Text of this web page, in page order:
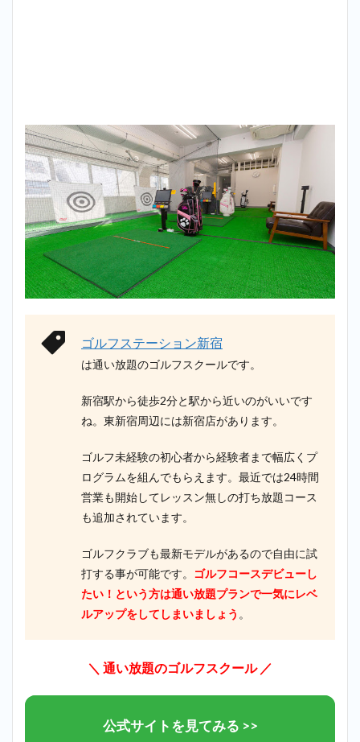
ゴルフステーション新宿
は通い放題のゴルフスクールです。
新宿駅から徒歩2分と駅から近いのがいいです
ね。東新宿周辺には新宿店があります。
ゴルフ未経験の初心者から経験者まで幅広くプ
ログラムを組んでもらえます。最近では24時間
営業も開始してレッスン無しの打ち放題コース
も追加されています。
ゴルフクラブも最新モデルがあるので自由に試
打する事が可能です。
ゴルフコースデビューし
たい！という方は通い放題プランで一気にレベ
ルアップをしてしまいましょう 。
＼ 通い放題のゴルフスクール ／
公式サイトを見てみる >>